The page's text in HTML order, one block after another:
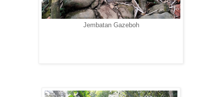
Jembatan Gazeboh